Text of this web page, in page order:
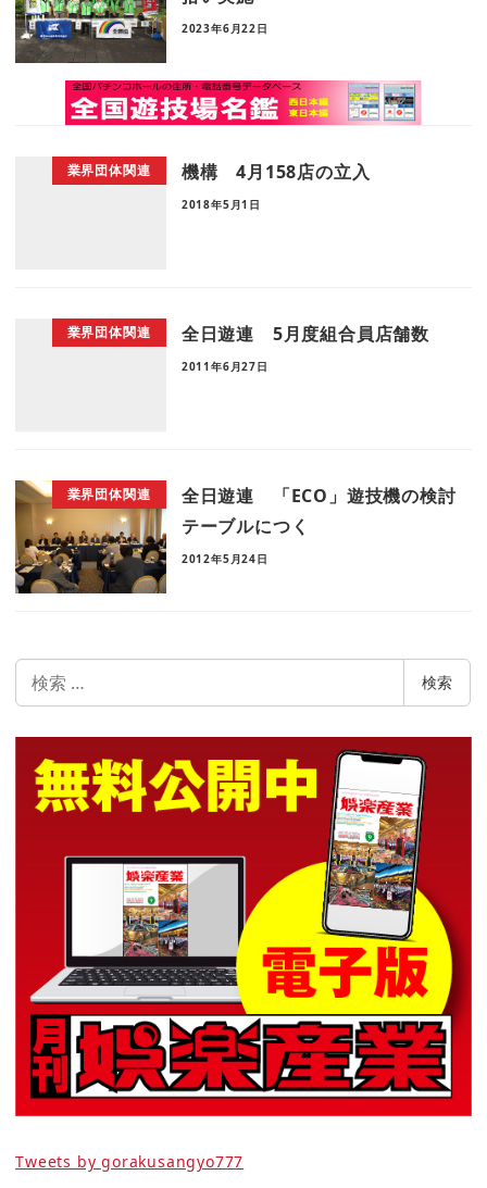
2023年6月22日
業界団体関連 機構 4月158店の立入
2018年5月1日
業界団体関連 全日遊連 5月度組合員店舗数
2011年6月27日
業界団体関連
全日遊連 「ECO」遊技機の検討
テーブルにつく
2012年5月24日
索
検索
Tweets by gorakusangyo777